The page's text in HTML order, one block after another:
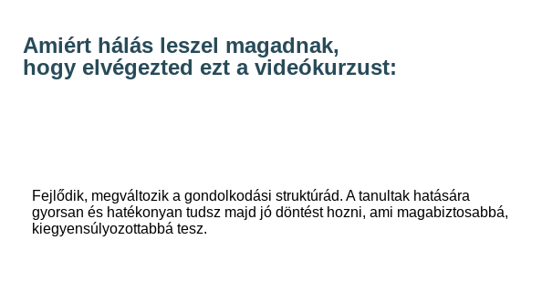
Amiért hálás leszel magadnak,
hogy elvégezted ezt a videókurzust:
Fejlődik, megváltozik a gondolkodási struktúrád. A tanultak hatására
gyorsan és hatékonyan tudsz majd jó döntést hozni, ami magabiztosabbá,
kiegyensúlyozottabbá tesz.